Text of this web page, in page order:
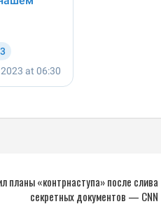
планы «контрнаступа» после слива
секретных документов — CNN